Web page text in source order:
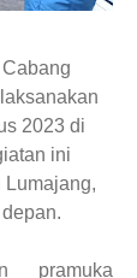
2023 di
ini
Lumajang,
pramuka